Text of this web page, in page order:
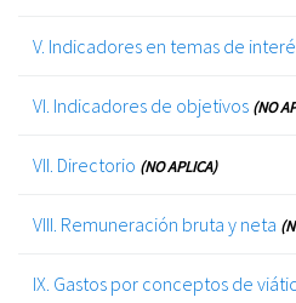
V. Indicadores en temas de
VI. Indicadores de objetivos (NO
VII. Directorio (NO APLICA)
VIII. Remuneración bruta y neta
IX. Gastos por conceptos de